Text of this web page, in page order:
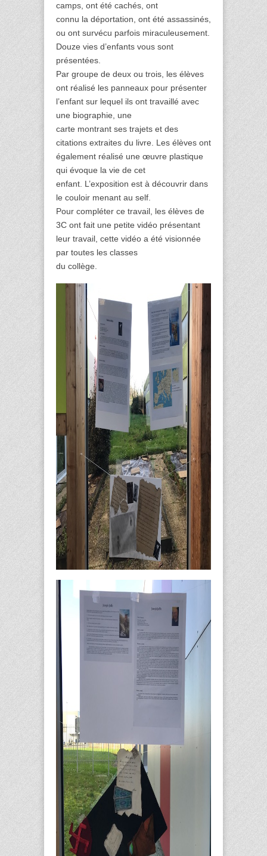
camps, ont été cachés, ont
connu la déportation, ont été assassinés,
ou ont survécu parfois miraculeusement.
Douze vies d’enfants vous sont
présentées.
Par groupe de deux ou trois, les élèves
ont réalisé les panneaux pour présenter
l’enfant sur lequel ils ont travaillé avec
une biographie, une
carte montrant ses trajets et des
citations extraites du livre. Les élèves ont
également réalisé une œuvre plastique
qui évoque la vie de cet
enfant. L’exposition est à découvrir dans
le couloir menant au self.
Pour compléter ce travail, les élèves de
3C ont fait une petite vidéo présentant
leur travail, cette vidéo a été visionnée
par toutes les classes
du collège.